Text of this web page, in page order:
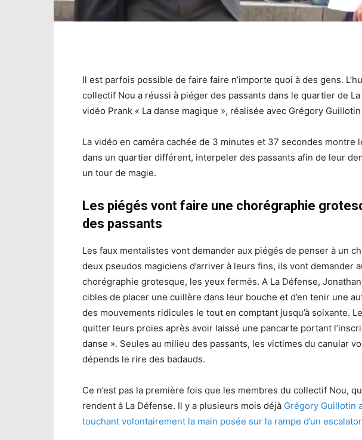
Il est parfois possible de faire faire n’importe quoi à des gens.
collectif Nou a réussi à piéger des passants dans le quartier de
vidéo Prank « La danse magique », réalisée avec Grégory
La vidéo en caméra cachée de 3 minutes et 37 secondes montre
dans un quartier différent, interpeler des passants afin de leur
un tour de magie.
Les piégés vont faire une chorégraphie
des passants
Les faux mentalistes vont demander aux piégés de penser à un
deux pseudos magiciens d’arriver à leurs fins, ils vont demander
chorégraphie grotesque, les yeux fermés. A La Défense,
cibles de placer une cuillère dans leur bouche et d’en tenir une
des mouvements ridicules le tout en comptant jusqu’à soixante.
quitter leurs proies après avoir laissé une pancarte portant
danse ». Seules au milieu des passants, les victimes du canular
dépends le rire des badauds.
Ce n’est pas la première fois que les membres du collectif Nou,
rendent à La Défense. Il y a plusieurs mois déjà Grégory Guillotin
touchant volontairement la main posée sur la rampe d’un